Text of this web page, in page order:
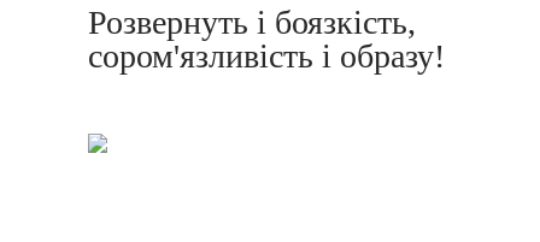
Розвернуть і боязкість,
сором'язливість і образу!